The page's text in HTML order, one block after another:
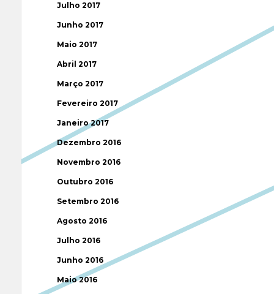
Julho 2017
Junho 2017
Maio 2017
Abril 2017
Março 2017
Fevereiro 2017
Janeiro 2017
Dezembro 2016
Novembro 2016
Outubro 2016
Setembro 2016
Agosto 2016
Julho 2016
Junho 2016
Maio 2016